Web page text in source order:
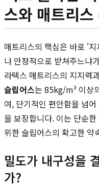
스와 매트리스
매트리스의 핵심은 바로 '
나 안정적으로 받쳐주느냐
라텍스 매트리스의 지지력
슬립어스는 85kg/m³ 이상
여, 단기적인 편안함을 넘
을 보장합니다. 이는 단순
위한 슬립어스의 확고한 약
밀도가 내구성을
가?